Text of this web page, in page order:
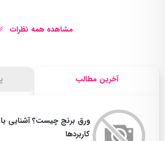
آخرین مطالب
ورق برنج چیست؟ آشنایی با
کاربردها
مشاهده همه نظرات